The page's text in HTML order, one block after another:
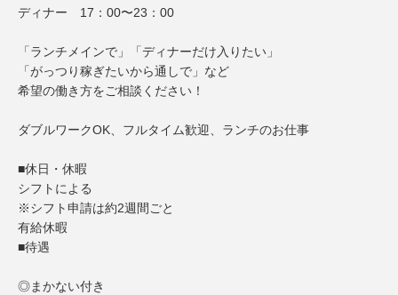
ディナー 17：00〜23：00
「ランチメインで」「ディナーだけ入りたい」
「がっつり稼ぎたいから通しで」など
希望の働き方をご相談ください！
ダブルワークOK、フルタイム歓迎、ランチのお仕事
■休日・休暇
シフトによる
※シフト申請は約2週間ごと
有給休暇
■待遇
◎まかない付き